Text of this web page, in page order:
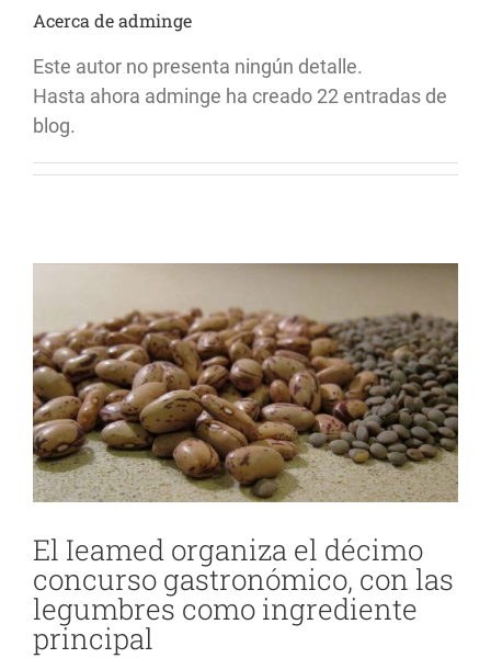
Contacto
Acerca deadminge
Este autor no presenta ningún detalle.
Hasta ahora adminge ha creado 22 entradas de
blog.
El Ieamed organiza el décimo
concurso gastronómico, con las
legumbres como ingrediente
principal